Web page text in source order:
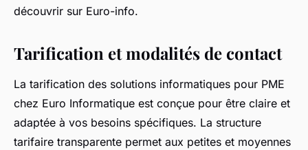
découvrir sur Euro-info.
Tarification et modalités de contact
La tarification des solutions informatiques pour PME
chez Euro Informatique est conçue pour être claire et
adaptée à vos besoins spécifiques. La structure
tarifaire transparente permet aux petites et moyennes